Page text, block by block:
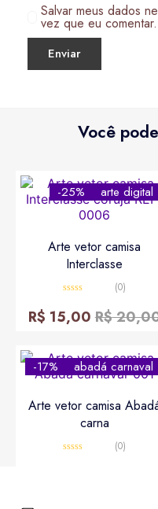
Salvar meus dados
vez que eu comentar.
Você
-25% arte digital
Arte vetor camisa
Interclasse
0
de
(0)
R$
R$ 15,00
-17% abadá carnaval
Arte vetor camisa
carna
(0)